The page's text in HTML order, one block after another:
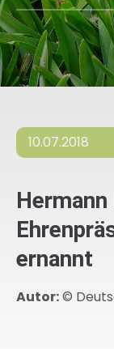
10.07.2018
ernannt
Autor:©